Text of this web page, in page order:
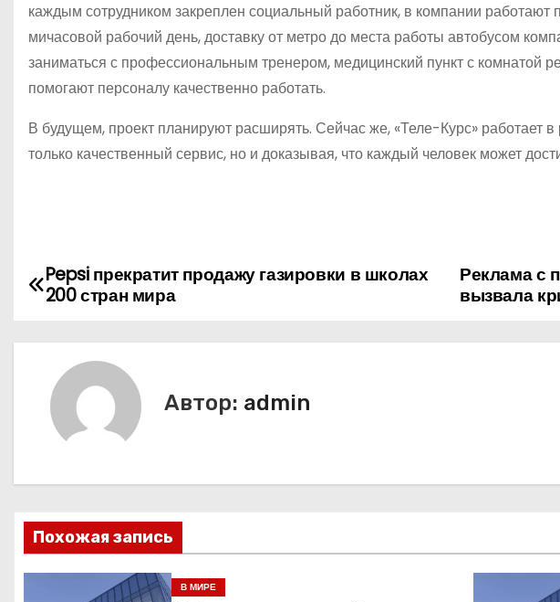
каждым сотрудником закреплен социальный работник, в компании работают
мичасовой рабочий день, доставку от метро до места работы автобусом
заниматься с профессиональным тренером, медицинский пункт с комнатой
помогают персоналу качественно работать.
В будущем, проект планируют расширять. Сейчас же, «Теле-Курс» работает
только качественный сервис, но и доказывая, что каждый человек может
Н
ц
и
Реклама с
вызвала
Pepsi прекратит продажу газировки в школах
200 стран мира
Автор: admin
Похожая запись
В МИРЕ